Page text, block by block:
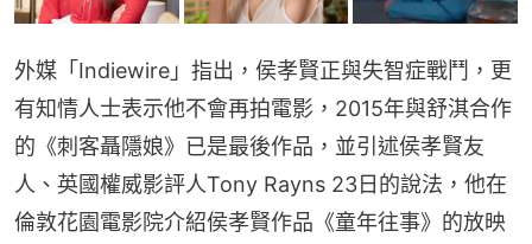
外媒「Indiewire」指出，侯孝賢正與失智症戰鬥，更
有知情人士表示他不會再拍電影，2015年與舒淇合作
的《刺客聶隱娘》已是最後作品，並引述侯孝賢友
人、英國權威影評人Tony Rayns 23日的說法，他在
倫敦花園電影院介紹侯孝賢作品《童年往事》的放映